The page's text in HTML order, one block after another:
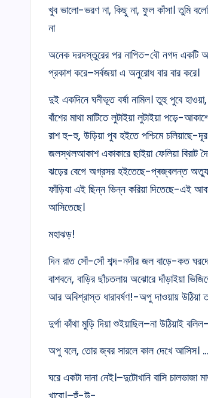
খুব ভালো-ভরণ না, কিছু না, ফুল কাঁসা। তুমি
না
অনেক দরদস্তুরের পর নাপিত-বৌ নগদ একটি
প্রকাশ করে–সর্বজয়া এ অনুরোধ বার বার করে।
দুই একদিনে ঘনীভূত বৰ্ষা নামিল। তুহু পুবে
বাঁশের মাথা মাটিতে লুটাইয়া লুটাইয়া পড়ে-
রাশ হু-হু, উড়িয়া পুব হইতে পশ্চিমে চলিয়াছে-
জলস্থলআকাশ একাকারে ছাইয়া ফেলিয়া বিরাট
ঝড়ের বেগে অগ্রসর হইতেছে-প্ৰজ্বলন্ত
ফাঁড়িযা এই ছিন্ন ভিন্ন করিয়া দিতেছে-এই
আসিতেছে।
মহাঝড়!
দিন রাত সোঁ-সোঁ শব্দ-নদীর জল বাড়ে-কত
বাশবনে, বাড়ির ছাঁচতলায় অঝোরে দাঁড়াইয়া
আর অবিশ্রাস্ত ধারাবর্ষণ!-অপু দাওয়ায় উঠিয়া
দুৰ্গা কাঁথা মুড়ি দিয়া শুইয়াছিল–না উঠিয়াই
অপু বলে, তোর জ্বর সারলে কাল দেখে আসিস।
ঘরে একটা দানা নেই।–দুটোখানি বাসি